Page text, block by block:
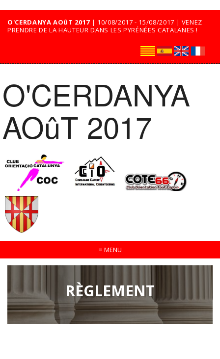
O'CERDANYA AOûT 2017 | 10/08/2017 - 15/08/2017 | VENEZ
PRENDRE DE LA HAUTEUR DANS LES PYRÉNÉES CATALANES !
O'CERDANYA
AOûT 2017
≡ MENU
RÈGLEMENT